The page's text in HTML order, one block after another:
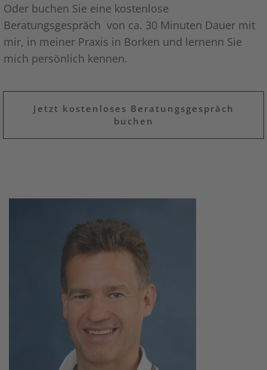
Oder buchen Sie eine kostenlose
Beratungsgespräch von ca. 30 Minuten Dauer mit
mir, in meiner Praxis in Borken und lernenn Sie
mich persönlich kennen.
Jetzt kostenloses Beratungsgespräch
buchen